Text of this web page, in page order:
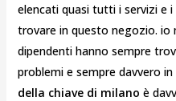
elencati quasi tutti i servizi e
trovare in questo negozio. io
dipendenti hanno sempre
problemi e sempre davvero
della chiave di milano è